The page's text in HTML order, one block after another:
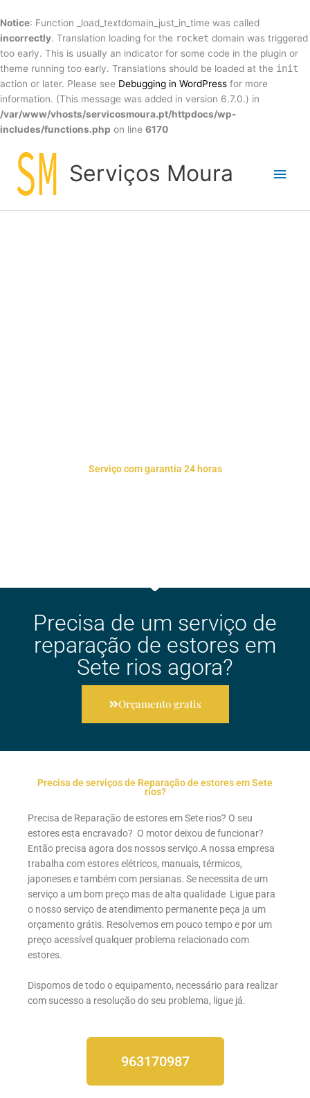
Notice: Function _load_textdomain_just_in_time was called
incorrectly. Translation loading for the rocket domain was triggered
too early. This is usually an indicator for some code in the plugin or
theme running too early. Translations should be loaded at the init
action or later. Please see Debugging in WordPress for more
information. (This message was added in version 6.7.0.) in
/var/www/vhosts/servicosmoura.pt/httpdocs/wp-
includes/functions.php on line 6170
to
content
Serviços Moura
Serviço com garantia 24 horas
Precisa de um serviço de
reparação de estores em
Sete rios agora?
Orçamento gratis
Precisa de serviços de Reparação de estores em Sete
rios?
Precisa de Reparação de estores em Sete rios? O seu
estores esta encravado? O motor deixou de funcionar?
Então precisa agora dos nossos serviço.A nossa empresa
trabalha com estores elétricos, manuais, térmicos,
japoneses e também com persianas. Se necessita de um
serviço a um bom preço mas de alta qualidade Ligue para
o nosso serviço de atendimento permanente peça ja um
orçamento grátis. Resolvemos em pouco tempo e por um
preço acessível qualquer problema relacionado com
estores.
Dispomos de todo o equipamento, necessário para realizar
com sucesso a resolução do seu problema, ligue já.
963170987